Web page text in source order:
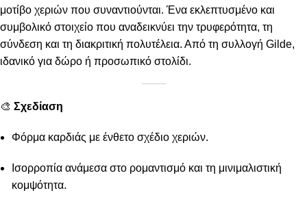
μοτίβο χεριών που συναντιούνται. Ένα εκλεπτυσμένο και
συμβολικό στοιχείο που αναδεικνύει την τρυφερότητα, τη
σύνδεση και τη διακριτική πολυτέλεια. Από τη συλλογή Gilde,
ιδανικό για δώρο ή προσωπικό στολίδι.
🎨 Σχεδίαση
Φόρμα καρδιάς με ένθετο σχέδιο χεριών.
Ισορροπία ανάμεσα στο ρομαντισμό και τη μινιμαλιστική
κομψότητα.